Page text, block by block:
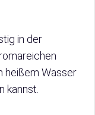
in der
heißem Wasser
kannst.